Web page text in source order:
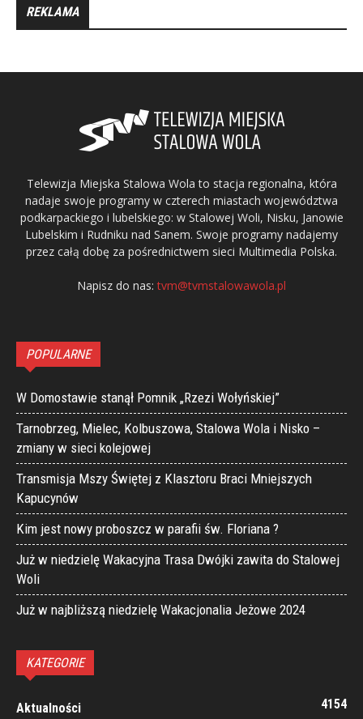
REKLAMA
Telewizja Miejska Stalowa Wola to stacja regionalna, która
nadaje swoje programy w czterech miastach województwa
podkarpackiego i lubelskiego: w Stalowej Woli, Nisku, Janowie
Lubelskim i Rudniku nad Sanem. Swoje programy nadajemy
przez całą dobę za pośrednictwem sieci Multimedia Polska.
Napisz do nas:tvm@tvmstalowawola.pl
POPULARNE
W Domostawie stanął Pomnik „Rzezi Wołyńskiej”
Tarnobrzeg, Mielec, Kolbuszowa, Stalowa Wola i Nisko –
zmiany w sieci kolejowej
Transmisja Mszy Świętej z Klasztoru Braci Mniejszych
Kapucynów
Kim jest nowy proboszcz w parafii św. Floriana ?
Już w niedzielę Wakacyjna Trasa Dwójki zawita do Stalowej
Woli
Już w najbliższą niedzielę Wakacjonalia Jeżowe 2024
KATEGORIE
Aktualności 4154